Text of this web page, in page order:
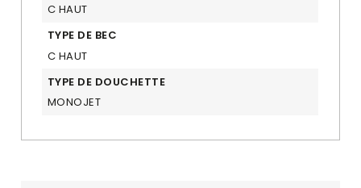
C HAUT
TYPE DE BEC
C HAUT
TYPE DE DOUCHETTE
MONOJET